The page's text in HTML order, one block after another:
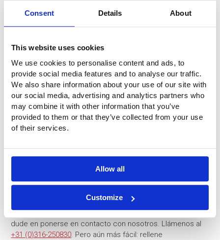
Consent Details About
This website uses cookies
We use cookies to personalise content and ads, to
provide social media features and to analyse our traffic.
We also share information about your use of our site with
our social media, advertising and analytics partners who
may combine it with other information that you’ve
provided to them or that they’ve collected from your use
of their services.
Allow all
Customize
¿Tiene alguna pregunta o desea más información? No
dude en ponerse en contacto con nosotros. Llámenos al
+31 (0)316-250830. Pero aún más fácil: rellene